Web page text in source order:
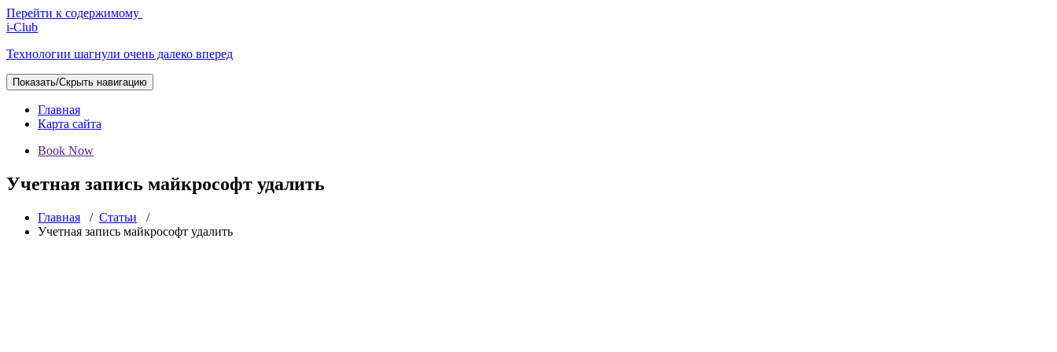
Перейти к содержимому
i-Club
Технологии шагнули очень далеко вперед
Показать/Скрыть навигацию
Главная
Карта сайта
Book Now
Учетная запись майкрософт удалить
Главная / Статьи /
Учетная запись майкрософт удалить